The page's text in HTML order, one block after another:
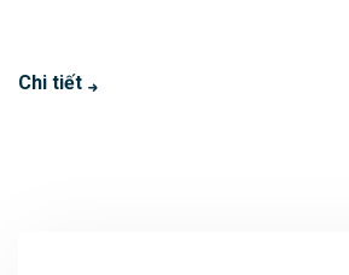
Chi tiết